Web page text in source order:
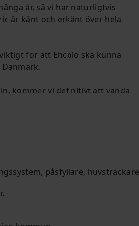
år, så vi har naturligtvis
är känt och erkänt över hela
för att Ehcolo ska kunna
kommer vi definitivt att vända
påsfyllare, huvsträckare